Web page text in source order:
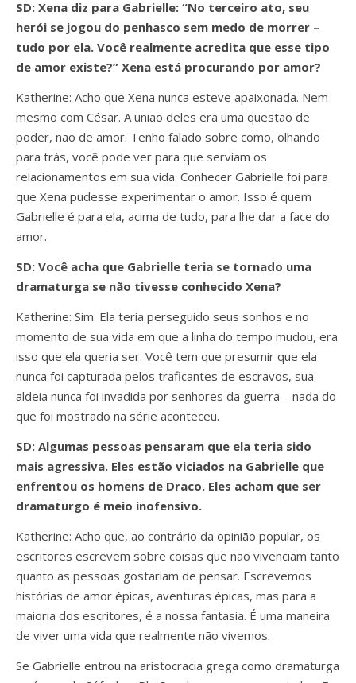
SD: Xena diz para Gabrielle: “No terceiro ato, seu
herói se jogou do penhasco sem medo de morrer –
tudo por ela. Você realmente acredita que esse tipo
de amor existe?” Xena está procurando por amor?
Katherine: Acho que Xena nunca esteve apaixonada. Nem
mesmo com César. A união deles era uma questão de
poder, não de amor. Tenho falado sobre como, olhando
para trás, você pode ver para que serviam os
relacionamentos em sua vida. Conhecer Gabrielle foi para
que Xena pudesse experimentar o amor. Isso é quem
Gabrielle é para ela, acima de tudo, para lhe dar a face do
amor.
SD: Você acha que Gabrielle teria se tornado uma
dramaturga se não tivesse conhecido Xena?
Katherine: Sim. Ela teria perseguido seus sonhos e no
momento de sua vida em que a linha do tempo mudou, era
isso que ela queria ser. Você tem que presumir que ela
nunca foi capturada pelos traficantes de escravos, sua
aldeia nunca foi invadida por senhores da guerra – nada do
que foi mostrado na série aconteceu.
SD: Algumas pessoas pensaram que ela teria sido
mais agressiva. Eles estão viciados na Gabrielle que
enfrentou os homens de Draco. Eles acham que ser
dramaturgo é meio inofensivo.
Katherine: Acho que, ao contrário da opinião popular, os
escritores escrevem sobre coisas que não vivenciam tanto
quanto as pessoas gostariam de pensar. Escrevemos
histórias de amor épicas, aventuras épicas, mas para a
maioria dos escritores, é a nossa fantasia. É uma maneira
de viver uma vida que realmente não vivemos.
Se Gabrielle entrou na aristocracia grega como dramaturga